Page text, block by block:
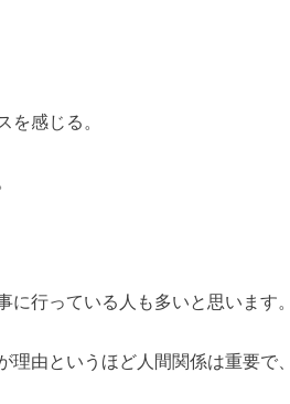
を感じる。
に行っている人も多いと思います。
理由というほど人間関係は重要で